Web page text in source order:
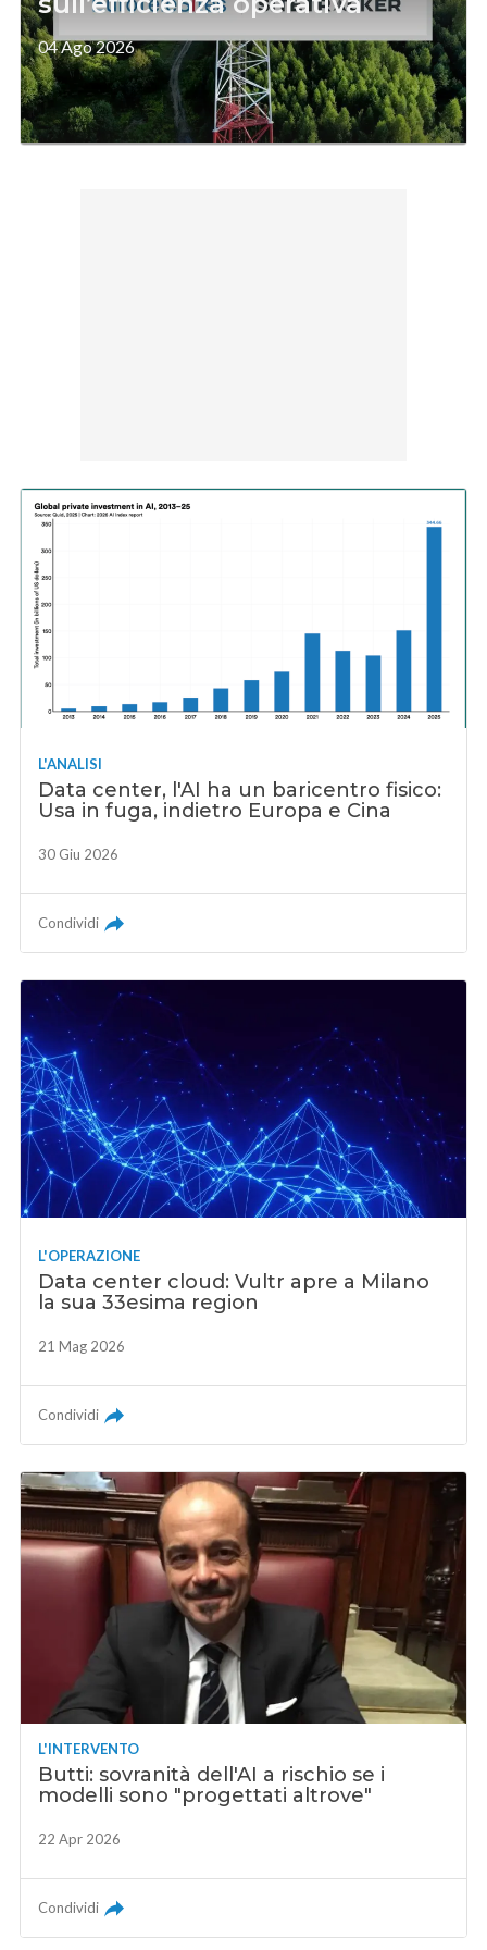
04 Ago 2026
L'ANALISI
Data center, l'AI ha un baricentro fisico:
Usa in fuga, indietro Europa e Cina
30 Giu 2026
Condividi
L'OPERAZIONE
Data center cloud: Vultr apre a Milano
la sua 33esima region
21 Mag 2026
Condividi
L'INTERVENTO
Butti: sovranità dell'AI a rischio se i
modelli sono "progettati altrove"
22 Apr 2026
Condividi